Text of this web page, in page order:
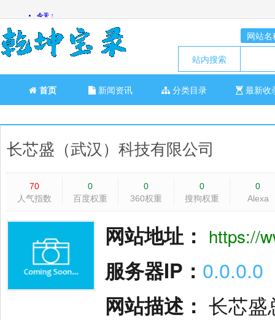
网站名
站内搜索
首页 新闻资讯 分类目录 最新收
长芯盛（武汉）科技有限公司
70
人气指数
0
百度权重
0
360权重
0
搜狗权重
0
Alexa
网站地址： https://
服务器IP： 0.0.0.0
网站描述： 长芯盛